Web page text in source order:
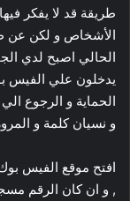
طريقة قد لا يفكر
الأشخاص و لكن عن
الحالي اصبح لدي
يدخلون علي الفيس
الحماية و الرجوع
و نسيان كلمة و
افتح موقع الفيس
, و ان كان الرقم